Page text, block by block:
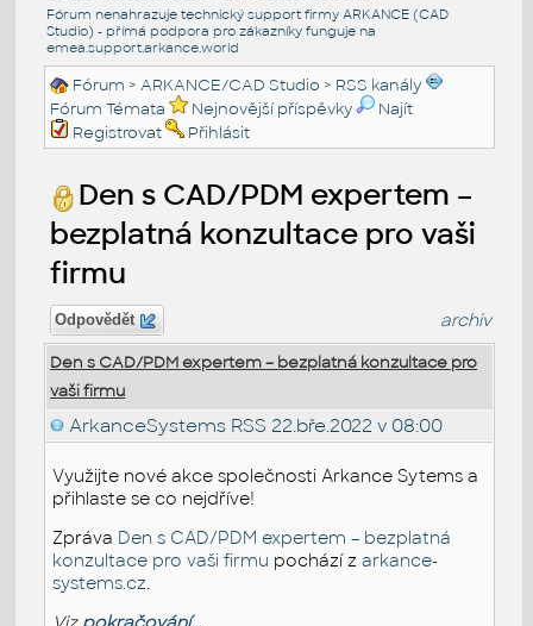
Fórum nenahrazuje technický support firmy ARKANCE (CAD
Studio) - přímá podpora pro zákazníky funguje na
emea.support.arkance.world
Fórum >ARKANCE/CAD Studio > RSS kanály
Fórum Témata
Nejnovější příspěvky
Najít
Registrovat
Přihlásit
Den s CAD/PDM expertem –
bezplatná konzultace pro vaši
firmu
Odpovědět archiv
Den s CAD/PDM expertem – bezplatná konzultace pro
vaši firmu
ArkanceSystems RSS 22.bře.2022 v 08:00
Využijte nové akce společnosti Arkance Sytems a
přihlaste se co nejdříve!
Zpráva Den s CAD/PDM expertem – bezplatná
konzultace pro vaši firmu pochází zarkance-
systems.cz.